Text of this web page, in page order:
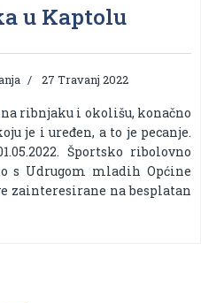
u Kaptolu
27 Travanj 2022
ribnjaku i okolišu, konačno
je i uređen, a to je pecanje.
Športsko ribolovno
s Udrugom mladih Općine
zainteresirane na besplatan